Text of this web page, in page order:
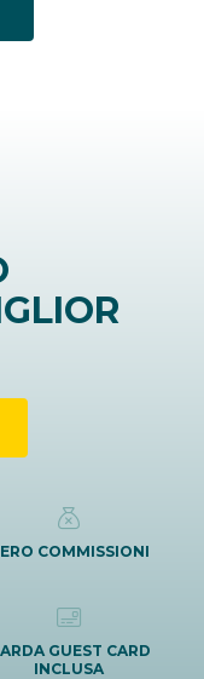
COMMISSIONI
GUEST CARD
INCLUSA